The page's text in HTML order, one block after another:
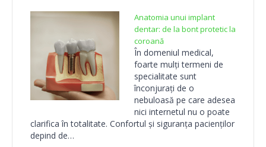
Anatomia unui implant
dentar: de la bont protetic la
coroană
În domeniul medical,
foarte mulți termeni de
specialitate sunt
înconjurați de o
nebuloasă pe care adesea
nici internetul nu o poate
clarifica în totalitate. Confortul și siguranța pacienților
depind de…